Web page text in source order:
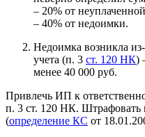
– 20% от
– 40% от недоимки.
Недоимка возникла
учета (п. 3 ст. 120 НК)
менее 40 000 руб.
Привлечь ИП к
п. 3 ст. 120 НК. Штрафовать
(определение КС от